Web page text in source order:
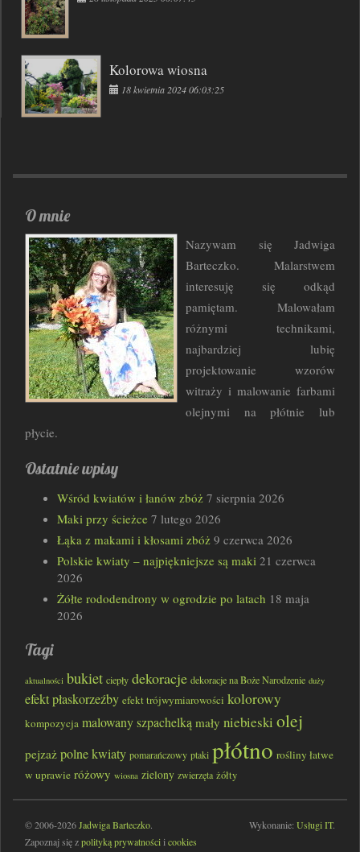
Kolorowa wiosna
18 kwietnia 2024 06:03:25
O mnie
Nazywam się Jadwiga
Barteczko. Malarstwem
interesuję się odkąd
pamiętam. Malowałam
różnymi technikami,
najbardziej lubię
projektowanie wzorów
witraży i malowanie farbami
olejnymi na płótnie lub
płycie.
Ostatnie wpisy
Wśród kwiatów i łanów zbóż 7 sierpnia 2026
Maki przy ścieżce 7 lutego 2026
Łąka z makami i kłosami zbóż 9 czerwca 2026
Polskie kwiaty – najpiękniejsze są maki 21 czerwca
2026
Żółte rododendrony w ogrodzie po latach 18 maja
2026
Tagi
aktualności bukiet ciepły dekoracje dekoracje na Boże Narodzenie duży
efekt płaskorzeźby efekt trójwymiarowości kolorowy
kompozycja malowany szpachelką mały niebieski olej
pejzaż polne kwiaty pomarańczowy ptaki płótno rośliny łatwe
w uprawie różowy wiosna zielony zwierzęta żółty
© 2006-2026Jadwiga Barteczko.
Zapoznaj się zpolityką prywatnościi cookies
Wykonanie: Usługi IT.